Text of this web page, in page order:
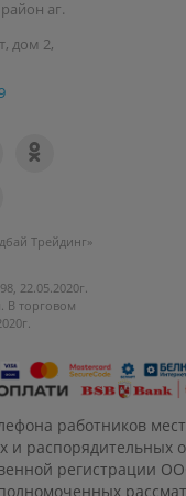
аг.
дом 2,
Трейдинг»
22.05.2020г.
В торговом
работников
и распорядительных
регистрации